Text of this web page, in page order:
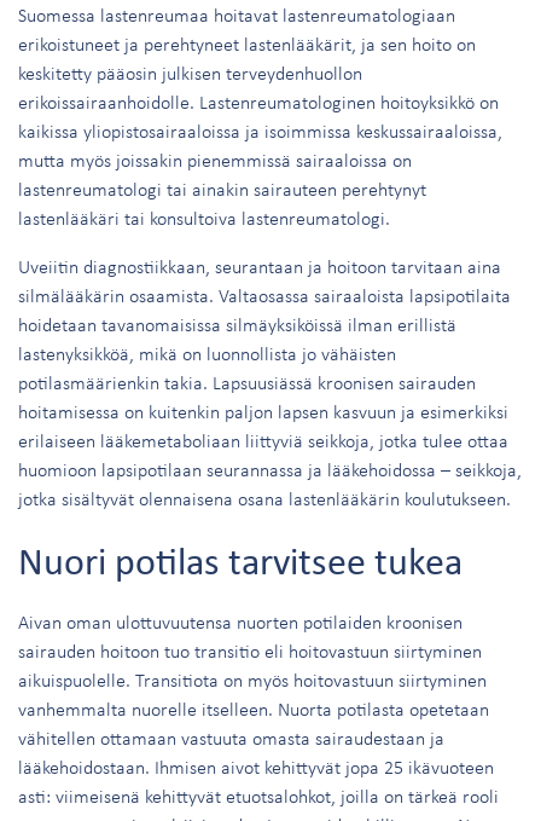
Suomessa lastenreumaa hoitavat lastenreumatologiaan
erikoistuneet ja perehtyneet lastenlääkärit, ja sen hoito on
keskitetty pääosin julkisen terveydenhuollon
erikoissairaanhoidolle. Lastenreumatologinen hoitoyksikkö on
kaikissa yliopistosairaaloissa ja isoimmissa keskussairaaloissa,
mutta myös joissakin pienemmissä sairaaloissa on
lastenreumatologi tai ainakin sairauteen perehtynyt
lastenlääkäri tai konsultoiva lastenreumatologi.
Uveiitin diagnostiikkaan, seurantaan ja hoitoon tarvitaan aina
silmälääkärin osaamista. Valtaosassa sairaaloista lapsipotilaita
hoidetaan tavanomaisissa silmäyksiköissä ilman erillistä
lastenyksikköä, mikä on luonnollista jo vähäisten
potilasmäärienkin takia. Lapsuusiässä kroonisen sairauden
hoitamisessa on kuitenkin paljon lapsen kasvuun ja esimerkiksi
erilaiseen lääkemetaboliaan liittyviä seikkoja, jotka tulee ottaa
huomioon lapsipotilaan seurannassa ja lääkehoidossa – seikkoja,
jotka sisältyvät olennaisena osana lastenlääkärin koulutukseen.
Nuori potilas tarvitsee tukea
Aivan oman ulottuvuutensa nuorten potilaiden kroonisen
sairauden hoitoon tuo transitio eli hoitovastuun siirtyminen
aikuispuolelle. Transitiota on myös hoitovastuun siirtyminen
vanhemmalta nuorelle itselleen. Nuorta potilasta opetetaan
vähitellen ottamaan vastuuta omasta sairaudestaan ja
lääkehoidostaan. Ihmisen aivot kehittyvät jopa 25 ikävuoteen
asti: viimeisenä kehittyvät etuotsalohkot, joilla on tärkeä rooli